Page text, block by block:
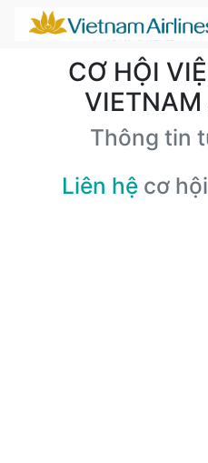
CƠ HỘI
VIETNAM
Thông tin
Liên hệ cơ